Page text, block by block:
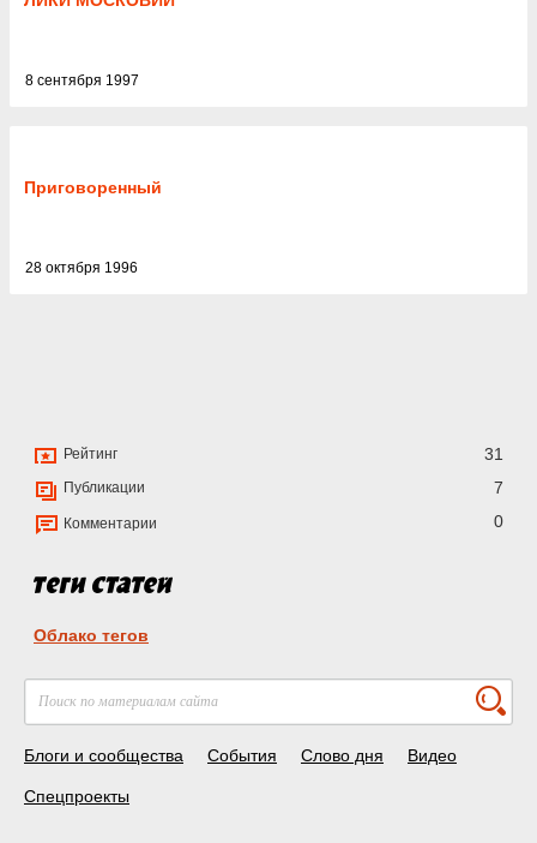
8 сентября 1997
Приговоренный
28 октября 1996
Рейтинг 31
Публикации 7
Комментарии 0
Облако тегов
Блоги и сообщества События Слово дня Видео
Спецпроекты